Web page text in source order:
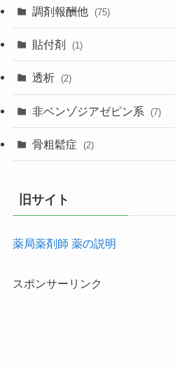
調剤報酬他 (75)
貼付剤 (1)
透析 (2)
非ベンゾジアゼピン系 (7)
骨粗鬆症 (2)
旧サイト
薬局薬剤師 薬の説明
スポンサーリンク